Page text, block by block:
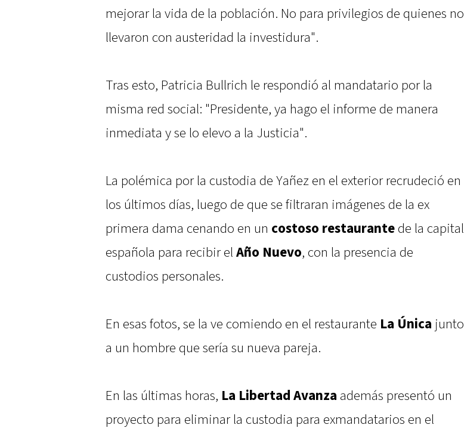
mejorar la vida de la población. No para privilegios de quienes no
llevaron con austeridad la investidura".
Tras esto, Patricia Bullrich le respondió al mandatario por la
misma red social: "Presidente, ya hago el informe de manera
inmediata y se lo elevo a la Justicia".
La polémica por la custodia de Yañez en el exterior recrudeció en
los últimos días, luego de que se filtraran imágenes de la ex
primera dama cenando en un costoso restaurantede la capital
española para recibir el Año Nuevo, con la presencia de
custodios personales.
En esas fotos, se la ve comiendo en el restaurante La Única junto
a un hombre que sería su nueva pareja.
En las últimas horas, La Libertad Avanza además presentó un
proyecto para eliminar la custodia para exmandatarios en el